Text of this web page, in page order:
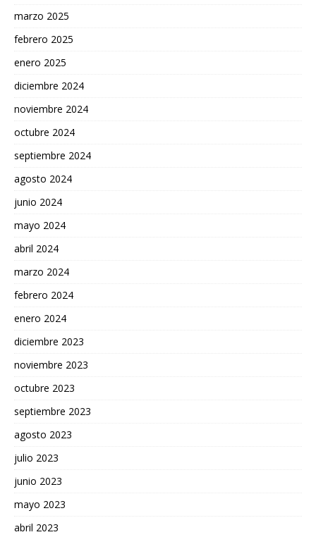
marzo 2025
febrero 2025
enero 2025
diciembre 2024
noviembre 2024
octubre 2024
septiembre 2024
agosto 2024
junio 2024
mayo 2024
abril 2024
marzo 2024
febrero 2024
enero 2024
diciembre 2023
noviembre 2023
octubre 2023
septiembre 2023
agosto 2023
julio 2023
junio 2023
mayo 2023
abril 2023